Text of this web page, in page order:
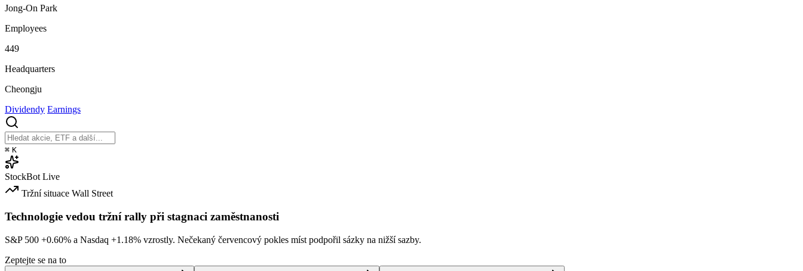
Jong-On Park
Employees
449
Headquarters
Cheongju
Dividendy Earnings
⌘ K
StockBot Live
Tržní situace Wall Street
Technologie vedou tržní rally při stagnaci zaměstnanosti
S&P 500 +0.60% a Nasdaq +1.18% vzrostly. Nečekaný červencový pokles míst podpořil sázky na nižší sazby.
Zeptejte se na to